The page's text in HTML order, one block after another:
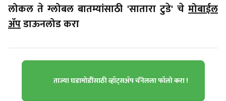
लोकल ते ग्लोबल बातम्यांसाठी 'सातारा टुडे' चे मोबाईल
ॲपडाऊनलोड करा
ताज्या घडामोडींसाठी व्हॉट्सॲप चॅनेलला फॉलो करा !